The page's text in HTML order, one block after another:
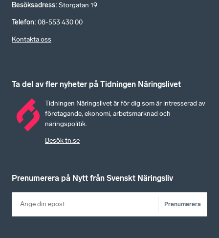
Besöksadress: Storgatan 19
Telefon: 08-553 430 00
Kontakta oss
Ta del av fler nyheter på Tidningen Näringslivet
Tidningen Näringslivet är för dig som är intresserad av
företagande, ekonomi, arbetsmarknad och
näringspolitik.
Besök tn.se
Prenumerera på Nytt från Svenskt Näringsliv
Prenumerera